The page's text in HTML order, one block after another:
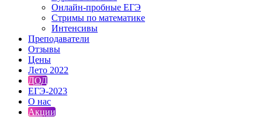
Онлайн-пробные ЕГЭ
Стримы по математике
Интенсивы
Преподаватели
Отзывы
Цены
Лето 2022
ДОД
ЕГЭ-2023
О нас
Акции